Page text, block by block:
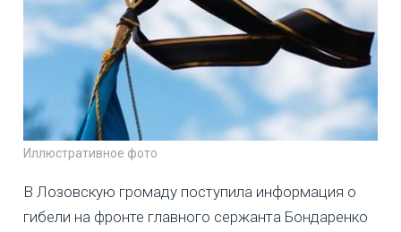
Иллюстративное фото
В Лозовскую громаду поступила информация о
гибели на фронте главного сержанта Бондаренко